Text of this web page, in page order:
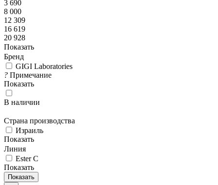
3 690
8 000
12 309
16 619
20 928
Показать
Бренд
GIGI Laboratories
? Примечание
Показать
В наличии
Страна производства
Израиль
Показать
Линия
Ester C
Показать
Показать